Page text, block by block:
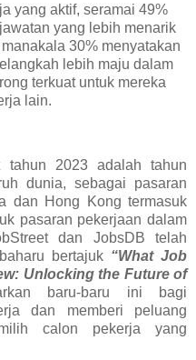
yang aktif, seramai 49%
yang lebih menarik
30% menyatakan
lebih maju dalam
terkuat untuk mereka
lain.
tahun 2023 adalah tahun
dunia, sebagai pasaran
dan Hong Kong termasuk
pasaran pekerjaan dalam
dan JobsDB telah
bertajuk “What Job
Unlocking the Future of
baru-baru ini bagi
dan memberi peluang
calon pekerja yang